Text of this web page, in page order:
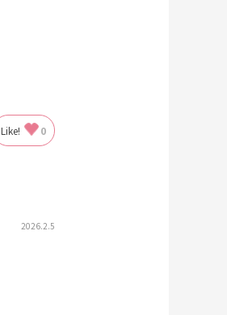
Like! 0
2026.2.5